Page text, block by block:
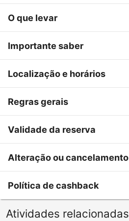
O que levar
Importante saber
Localização e horários
Regras gerais
Validade da reserva
Alteração ou cancelamento
Política de cashback
Atividades relacionadas